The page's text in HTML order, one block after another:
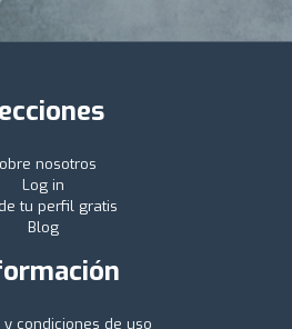
nosotros
Log in
tu perfil gratis
Blog
y condiciones de uso